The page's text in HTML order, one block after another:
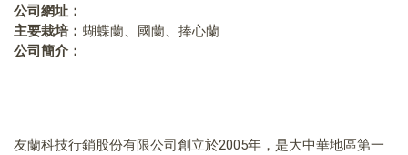
公司網址：
主要栽培： 蝴蝶蘭、國蘭、捧心蘭
公司簡介：
友蘭科技行銷股份有限公司創立於2005年，是大中華地區第一